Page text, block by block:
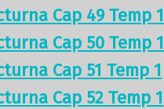
Cap 49 Temp 1
Cap 50 Temp 1
Cap 51 Temp 1
Cap 52 Temp 1